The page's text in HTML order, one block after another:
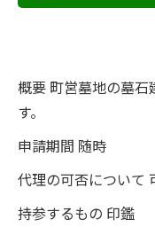
概要 町営墓地の墓
す。
申請期間 随時
代理の可否について
持参するもの 印鑑